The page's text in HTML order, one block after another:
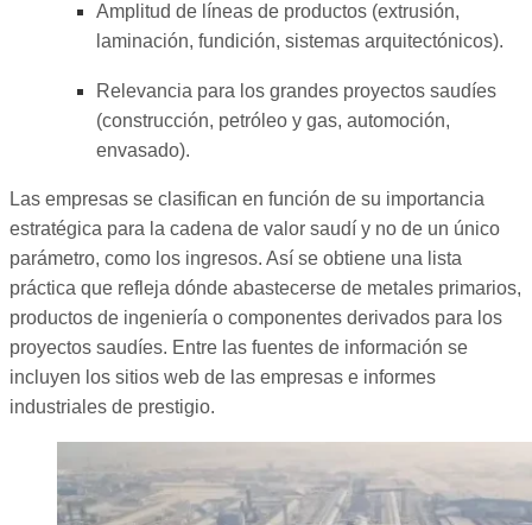
Amplitud de líneas de productos (extrusión,
laminación, fundición, sistemas arquitectónicos).
Relevancia para los grandes proyectos saudíes
(construcción, petróleo y gas, automoción,
envasado).
Las empresas se clasifican en función de su importancia
estratégica para la cadena de valor saudí y no de un único
parámetro, como los ingresos. Así se obtiene una lista
práctica que refleja dónde abastecerse de metales primarios,
productos de ingeniería o componentes derivados para los
proyectos saudíes. Entre las fuentes de información se
incluyen los sitios web de las empresas e informes
industriales de prestigio.